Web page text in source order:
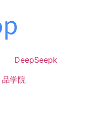
DeepSeepk
品学院